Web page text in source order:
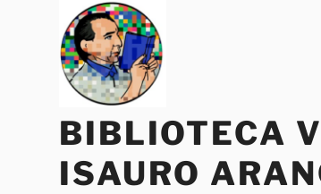
BIBLIOTECA
ISAURO